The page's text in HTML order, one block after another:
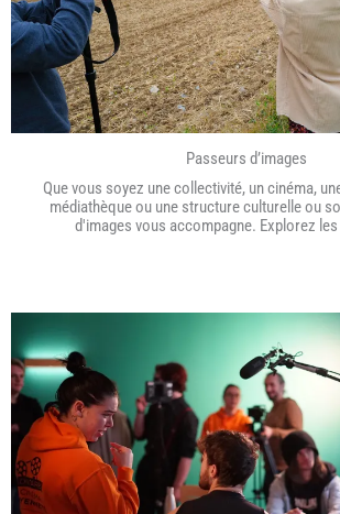
Passeurs d’images
Que vous soyez une collectivité, un cinéma,
médiathèque ou une structure culturelle ou
d'images vous accompagne. Explorez